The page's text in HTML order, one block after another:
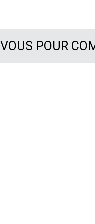
VOUS POUR